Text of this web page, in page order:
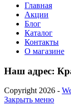
Главная
Акции
Блог
Каталог
Контакты
О магазине
Наш адрес:
Copyright 2026 -
Закрыть меню